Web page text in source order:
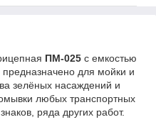
ПМ-025 с емкостью
для мойки и
зелёных насаждений и
любых транспортных
ряда других работ.